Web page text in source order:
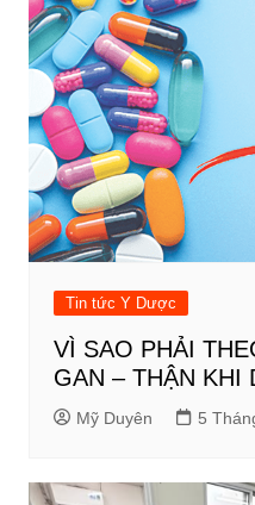
Tin tức Y Dược
VÌ SAO PHẢI
GAN – THẬN KHI
Mỹ Duyên 5